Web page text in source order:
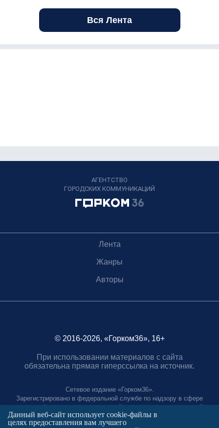
Вся Лента
АГЕНТСТВО
ГОРОДСКИХ КОММУНИКАЦИЙ
Лента
Жанры
Авторы
© 2016-2026, «Горком36», 16+
При использовании материалов с сайта
обязательна прямая гиперссылка на источник.
Сетевое издание «Горком36».
Зарегистрировано в федеральной службе по надзору в сфере
связи, информационных технологий и массовых коммуникаций.
Регистрационный номер ЭЛ № ФС77-88966 от 21 января 2025 г.
Учредитель: Муниципальное автономное учреждение "Агентство
Данный веб-сайт использует cookie-файлы в
целях предоставления вам лучшего